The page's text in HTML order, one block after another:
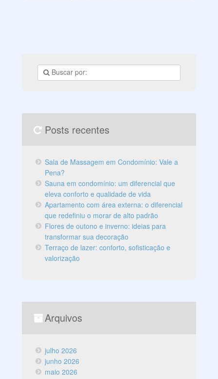
Posts recentes
Sala de Massagem em Condomínio: Vale a
Pena?
Sauna em condomínio: um diferencial que
eleva conforto e qualidade de vida
Apartamento com área externa: o diferencial
que redefiniu o morar de alto padrão
Flores de outono e inverno: ideias para
transformar sua decoração
Terraço de lazer: conforto, sofisticação e
valorização
Arquivos
julho 2026
junho 2026
maio 2026